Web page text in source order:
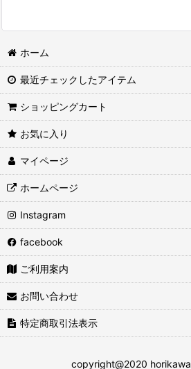
ホーム
最近チェックしたアイテム
ショッピングカート
お気に入り
マイページ
ホームページ
Instagram
facebook
ご利用案内
お問い合わせ
特定商取引法表示
copyright@2020